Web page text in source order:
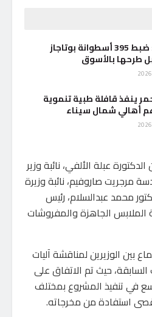
المنوفية: ضبط 395 أسطوانة بوتاجاز
طرحها بالأسوق
ينفذ قافلة طبية تنموية
أهالي شمال سيناء
عبلة الألفي، نائبة وزير
مرجريت صاروفيم، نائبة وزيرة
محمد عبدالسلام، رئيس
الجاهزة والمفروشات
بين الوزيرين لمناقشة آليات
السابقة، حيث تم الاتفاق على
في تنفيذ المشروع بمختلف
استفادة من مخرجاته.